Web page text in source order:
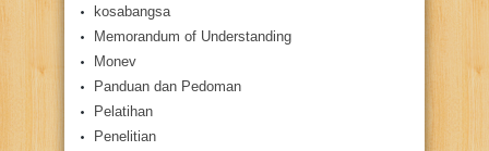
kosabangsa
Memorandum of Understanding
Monev
Panduan dan Pedoman
Pelatihan
Penelitian